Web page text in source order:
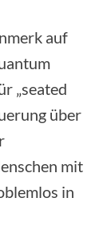
auf
„seated
über
mit
in